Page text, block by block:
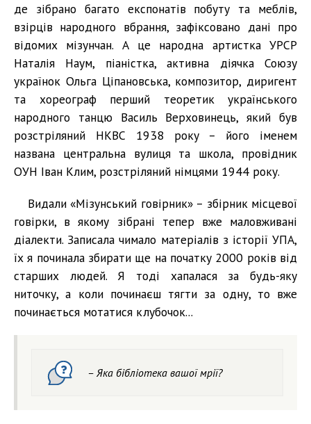
де зібрано багато експонатів побуту та меблів,
взірців народного вбрання, зафіксовано дані про
відомих мізунчан. А це народна артистка УРСР
Наталія Наум, піаністка, активна діячка Союзу
українок Ольга Ціпановська, композитор, диригент
та хореограф перший теоретик українського
народного танцю Василь Верховинець, який був
розстріляний НКВС 1938 року – його іменем
названа центральна вулиця та школа, провідник
ОУН Іван Клим, розстріляний німцями 1944 року.
Видали «Мізунський говірник» – збірник місцевої
говірки, в якому зібрані тепер вже маловживані
діалекти. Записала чимало матеріалів з історії УПА,
їх я починала збирати ще на початку 2000 років від
старших людей. Я тоді хапалася за будь-яку
ниточку, а коли починаєш тягти за одну, то вже
починається мотатися клубочок...
– Яка бібліотека вашої мрії?